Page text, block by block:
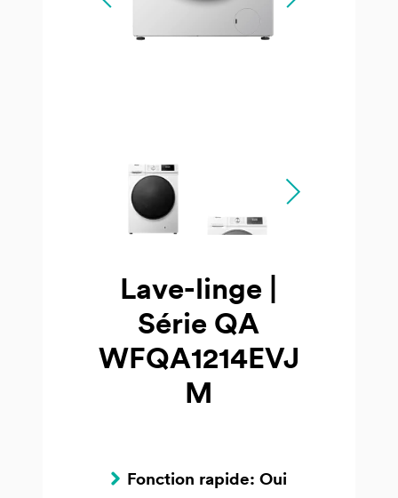
Lave-linge |
Série QA
WFQA1214EVJ
M
Fonction rapide: Oui